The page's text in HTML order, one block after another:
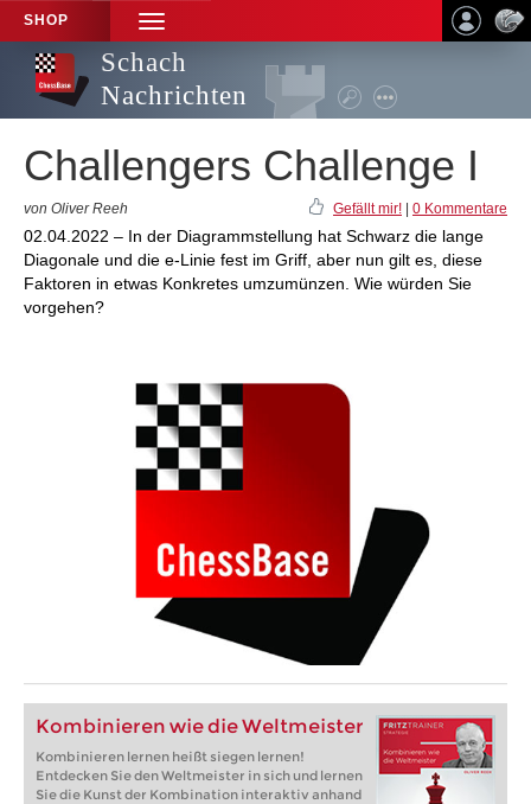
SHOP
TOGGLE
NAVIGATION
Schach
Nachrichten
Challengers Challenge I
von Oliver Reeh Gefällt mir! 0 Kommentare
02.04.2022 – In der Diagrammstellung hat Schwarz die lange
Diagonale und die e-Linie fest im Griff, aber nun gilt es, diese
Faktoren in etwas Konkretes umzumünzen. Wie würden Sie
vorgehen?
Kombinieren wie die Weltmeister
Kombinieren lernen heißt siegen lernen!
Entdecken Sie den Weltmeister in sich und lernen
Sie die Kunst der Kombination interaktiv anhand